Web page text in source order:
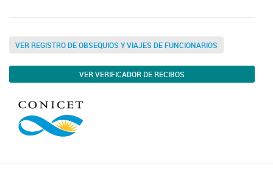
VER REGISTRO DE OBSEQUIOS Y VIAJES DE FUNCIONARIOS
VER VERIFICADOR DE RECIBOS